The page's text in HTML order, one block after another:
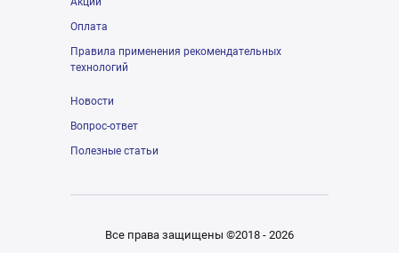
Оплата
Правила применения рекомендательных
технологий
Новости
Вопрос-ответ
Полезные статьи
Все права защищены ©2018 - 2026